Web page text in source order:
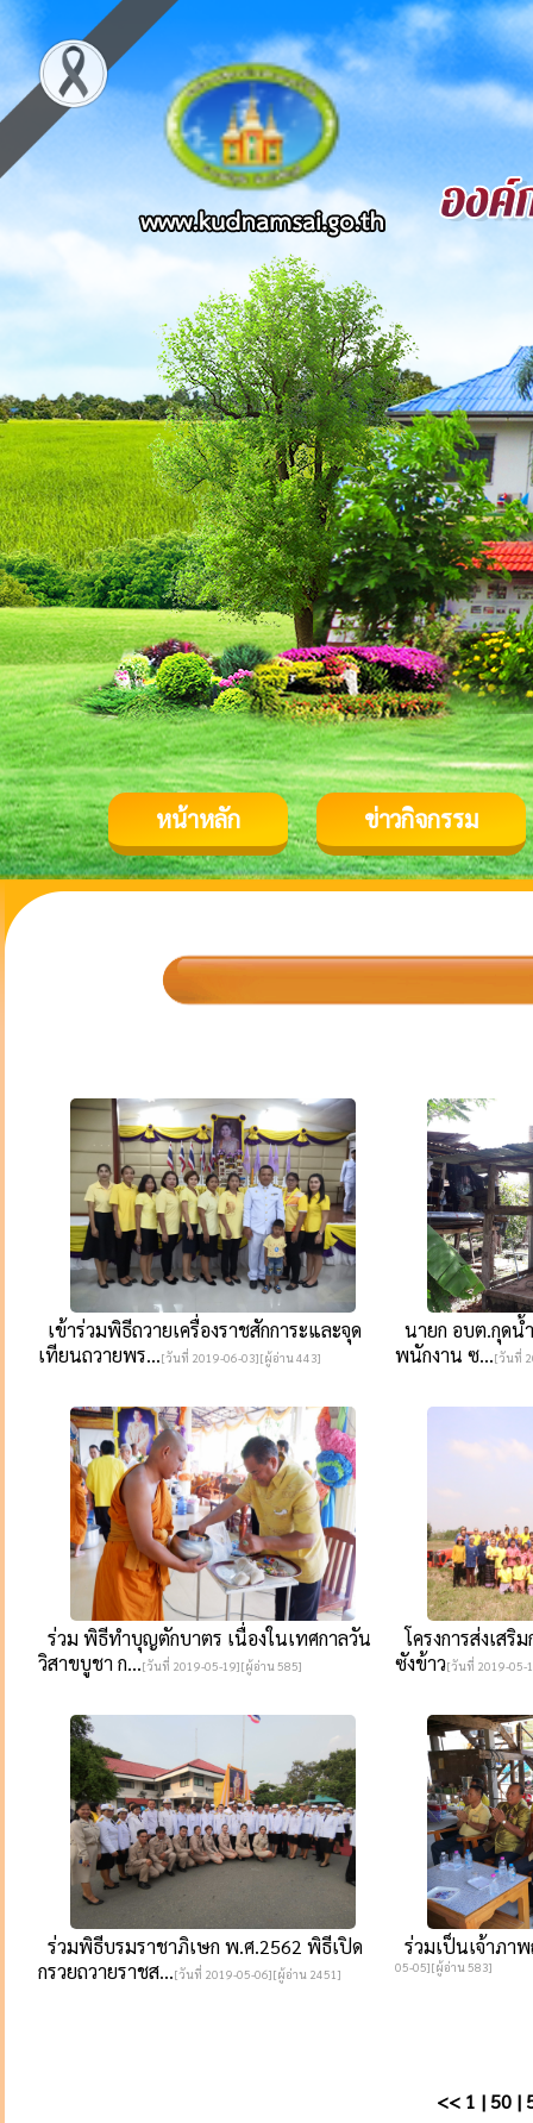
หน้าหลัก ข่าวกิจกรรม
เข้าร่วมพิธีถวายเครื่องราชสักการะและจุด
เทียนถวายพร...[วันที่ 2019-06-03][ผู้อ่าน 443]
นายก อบต.กุดน้
พนักงาน ซ...[วันที่
ร่วม พิธีทำบุญตักบาตร เนื่องในเทศกาลวัน
วิสาขบูชา ก...[วันที่ 2019-05-19][ผู้อ่าน 585]
โครงการส่งเส
ซังข้าว[วันที่ 2019-05-
ร่วมพิธีบรมราชาภิเษก พ.ศ.2562 พิธีเปิด
กรวยถวายราชส...[วันที่ 2019-05-06][ผู้อ่าน 2451]
ร่วมเป็นเจ้าภา
05-05][ผู้อ่าน 583]
<< 1 | 50 |